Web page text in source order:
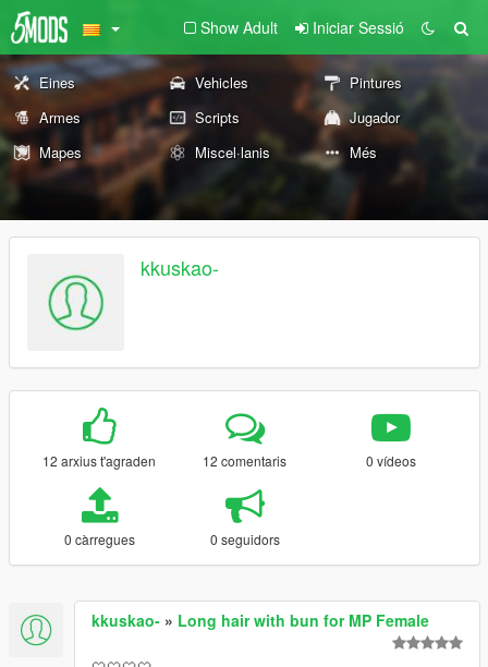
Show Adult Iniciar Sessió
Eines Vehicles
Pintures
Armes
Scripts
Jugador
Mapes
Miscel·lanis Més
kkuskao-
12 arxius t'agraden 12 comentaris 0 vídeos
0 càrregues 0 seguidors
kkuskao- » Long hair with bun for MP Female